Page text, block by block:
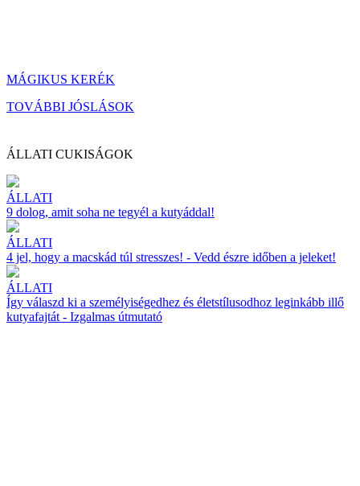
MÁGIKUS KERÉK
TOVÁBBI JÓSLÁSOK
ÁLLATI CUKISÁGOK
ÁLLATI
9 dolog, amit soha ne tegyél a kutyáddal!
ÁLLATI
4 jel, hogy a macskád túl stresszes! - Vedd észre időben a jeleket!
ÁLLATI
Így válaszd ki a személyiségedhez és életstílusodhoz leginkább illő
kutyafajtát - Izgalmas útmutató